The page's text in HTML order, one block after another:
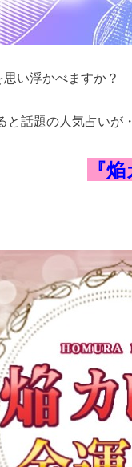
思い浮かべますか？
と話題の人気占いが
『